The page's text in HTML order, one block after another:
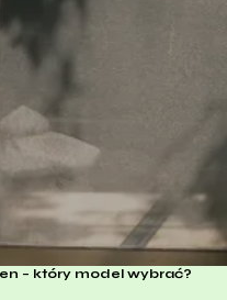
model
chowany
– który model wybrać?